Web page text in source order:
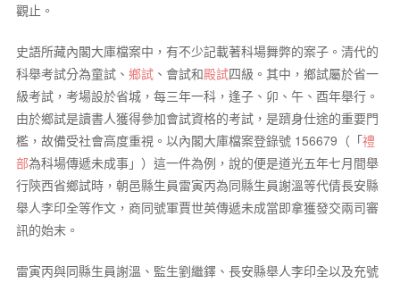
觀止。
史語所藏內閣大庫檔案中，有不少記載著科場舞弊的案子。清代的
科舉考試分為童試、 鄉試、會試和殿試四級。其中，鄉試屬於省一
級考試，考場設於省城，每三年一科，逢子、卯、午、酉年舉行。
由於鄉試是讀書人獲得參加會試資格的考試，是躋身仕途的重要門
檻，故備受社會高度重視。以內閣大庫檔案登錄號 156679（「禮
部為科場傳遞未成事」）這一件為例，說的便是道光五年七月間舉
行陝西省鄉試時，朝邑縣生員雷寅丙為同縣生員謝溫等代倩長安縣
舉人李印全等作文，商同號軍賈世英傳遞未成當即拿獲發交兩司審
訊的始末。
雷寅丙與同縣生員謝溫、監生劉繼鐸、長安縣舉人李印全以及充號